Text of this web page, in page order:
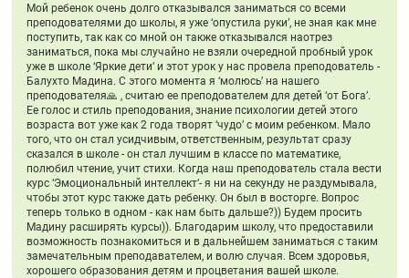
Мой ребенок очень долго отказывался заниматься со всеми
преподователями до школы, я уже ‘опустила руки’, не зная как мне
поступить, так как со мной он также отказывался наотрез
заниматься, пока мы случайно не взяли очередной пробный урок
уже в школе ‘Яркие дети’ и этот урок у нас провела преподователь -
Балухто Мадина. С этого момента я ‘молюсь’ на нашего
преподователя🙏 , считаю ее преподователем для детей ‘от Бога’.
Ее голос и стиль преподования, знание психологии детей этого
возраста вот уже как 2 года творят ‘чудо’ с моим ребенком. Мало
того, что он стал усидчивым, ответственным, результат сразу
сказался в школе - он стал лучшим в классе по математике,
полюбил чтение, учит стихи. Когда наш преподователь стала вести
курс ‘Эмоциональный интеллект’- я ни на секунду не раздумывала,
чтобы этот курс также дать ребенку. Он был в восторге. Вопрос
теперь только в одном - как нам быть дальше?)) Будем просить
Мадину расширять курсы)). Благодарим школу, что предоставили
возможность познакомиться и в дальнейшем заниматься с таким
замечательным преподавателем, и волю случая. Всем здоровья,
хорошего образования детям и процветания вашей школе.